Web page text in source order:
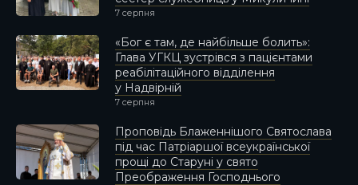
7 серпня
«Бог є там, де найбільше болить»:
Глава УГКЦ зустрівся з пацієнтами
реабілітаційного відділення
у Надвірній
7 серпня
Проповідь Блаженнішого Святослава
під час Патріаршої всеукраїнської
прощі до Старуні у свято
Преображення Господнього